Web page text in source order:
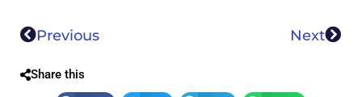
Previous Next
Share this